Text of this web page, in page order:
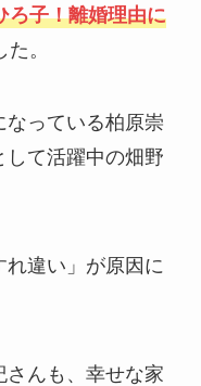
ろ子！離婚理由に
。
なっている柏原崇
して活躍中の畑野
違い」が原因に
んも、幸せな家